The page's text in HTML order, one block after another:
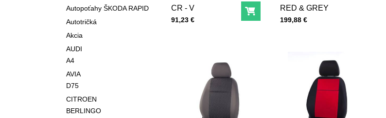
CR - V
Cena s DPH
91,23 € Do košíka
RED & GREY
Cena s DPH
199,88 €
Autopoťahy ŠKODA RAPID
Autotričká
Akcia
AUDI
A4
AVIA
D75
CITROEN
BERLINGO